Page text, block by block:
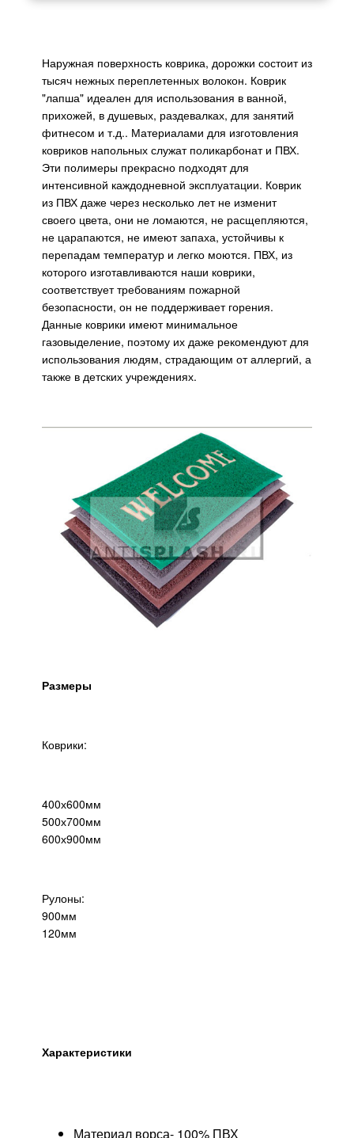
Наружная поверхность коврика, дорожки состоит из
тысяч нежных переплетенных волокон. Коврик
"лапша" идеален для использования в ванной,
прихожей, в душевых, раздевалках, для занятий
фитнесом и т.д.. Материалами для изготовления
ковриков напольных служат поликарбонат и ПВХ.
Эти полимеры прекрасно подходят для
интенсивной каждодневной эксплуатации. Коврик
из ПВХ даже через несколько лет не изменит
своего цвета, они не ломаются, не расщепляются,
не царапаются, не имеют запаха, устойчивы к
перепадам температур и легко моются. ПВХ, из
которого изготавливаются наши коврики,
соответствует требованиям пожарной
безопасности, он не поддерживает горения.
Данные коврики имеют минимальное
газовыделение, поэтому их даже рекомендуют для
использования людям, страдающим от аллергий, а
также в детских учреждениях.
Размеры
Коврики:
400х600мм
500х700мм
600х900мм
Рулоны:
900мм
120мм
Характеристики
Материал ворса- 100% ПВХ